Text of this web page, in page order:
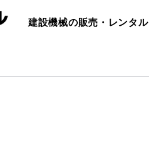
建設機械の販売・レンタル